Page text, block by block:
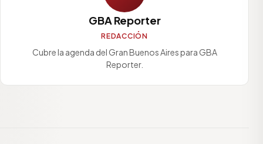
GBA Reporter
REDACCIÓN
Cubre la agenda del Gran Buenos Aires para GBA
Reporter.